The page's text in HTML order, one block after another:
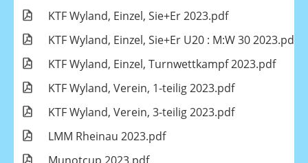
KTF Wyland, Einzel, Sie+Er 2023.pdf
KTF Wyland, Einzel, Sie+Er U20 : M:W 30 2023.pdf
KTF Wyland, Einzel, Turnwettkampf 2023.pdf
KTF Wyland, Verein, 1-teilig 2023.pdf
KTF Wyland, Verein, 3-teilig 2023.pdf
LMM Rheinau 2023.pdf